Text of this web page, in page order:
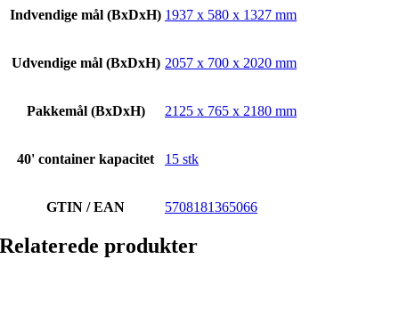
Indvendige mål (BxDxH) 1937 x 580 x 1327 mm
Udvendige mål (BxDxH) 2057 x 700 x 2020 mm
Pakkemål (BxDxH) 2125 x 765 x 2180 mm
40' container kapacitet 15 stk
GTIN / EAN 5708181365066
Relaterede produkter